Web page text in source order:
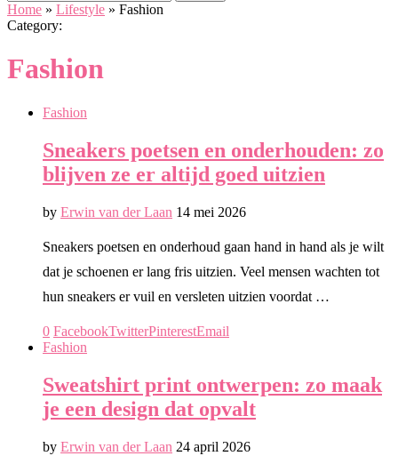
Home » Lifestyle » Fashion
Category:
Fashion
Fashion
Sneakers poetsen en onderhouden: zo
blijven ze er altijd goed uitzien
by Erwin van der Laan 14 mei 2026
Sneakers poetsen en onderhoud gaan hand in hand als je wilt
dat je schoenen er lang fris uitzien. Veel mensen wachten tot
hun sneakers er vuil en versleten uitzien voordat …
0 FacebookTwitterPinterestEmail
Fashion
Sweatshirt print ontwerpen: zo maak
je een design dat opvalt
by Erwin van der Laan 24 april 2026